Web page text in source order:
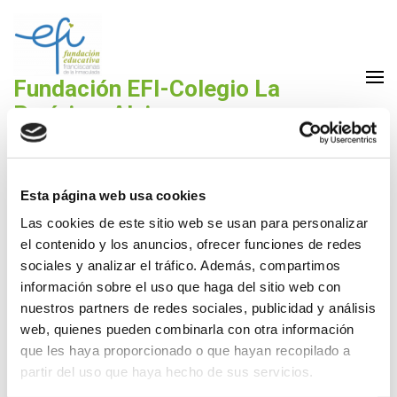
Esta página web usa cookies
Las cookies de este sitio web se usan para personalizar
el contenido y los anuncios, ofrecer funciones de redes
sociales y analizar el tráfico. Además, compartimos
información sobre el uso que haga del sitio web con
nuestros partners de redes sociales, publicidad y análisis
web, quienes pueden combinarla con otra información
que les haya proporcionado o que hayan recopilado a
partir del uso que haya hecho de sus servicios.
contenido
(presiona
tecla
Intro)
Fundación EFI-Colegio La
Purísima Alzira
Fundación Educativa Franciscanas de la Inmaculada
Comedor: Menú de diciembre
1 Dic,2019 La Purísima
Menú diciembre 2019 DESCARGA